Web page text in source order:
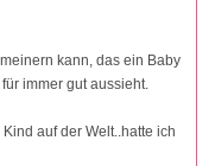
kann, das ein Baby
immer gut aussieht.
auf der Welt..hatte ich